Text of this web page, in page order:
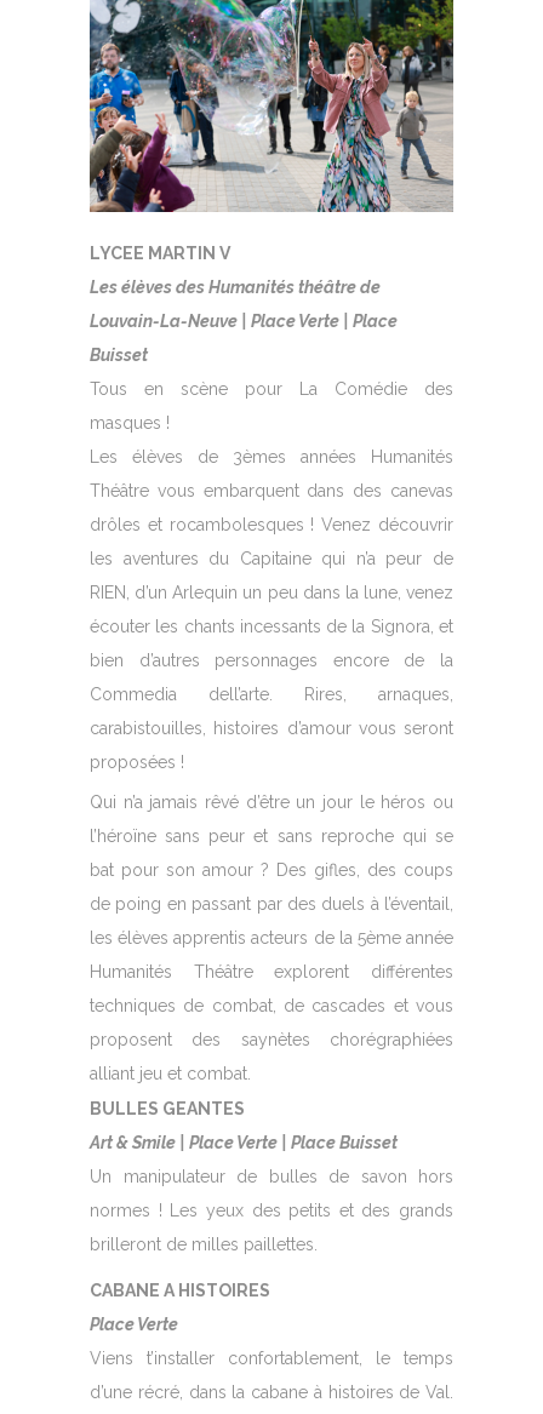
LYCEE MARTIN V
Les élèves des Humanités théâtre de
Louvain-La-Neuve | Place Verte | Place
Buisset
Tous en scène pour La Comédie des
masques !
Les élèves de 3èmes années Humanités
Théâtre vous embarquent dans des canevas
drôles et rocambolesques ! Venez découvrir
les aventures du Capitaine qui n’a peur de
RIEN, d’un Arlequin un peu dans la lune, venez
écouter les chants incessants de la Signora, et
bien d’autres personnages encore de la
Commedia dell’arte. Rires, arnaques,
carabistouilles, histoires d’amour vous seront
proposées !
Qui n’a jamais rêvé d’être un jour le héros ou
l’héroïne sans peur et sans reproche qui se
bat pour son amour ? Des gifles, des coups
de poing en passant par des duels à l’éventail,
les élèves apprentis acteurs de la 5ème année
Humanités Théâtre explorent différentes
techniques de combat, de cascades et vous
proposent des saynètes chorégraphiées
alliant jeu et combat.
BULLES GEANTES
Art & Smile | Place Verte | Place Buisset
Un manipulateur de bulles de savon hors
normes ! Les yeux des petits et des grands
brilleront de milles paillettes.
CABANE A HISTOIRES
Place Verte
Viens t’installer confortablement, le temps
d’une récré, dans la cabane à histoires de Val.